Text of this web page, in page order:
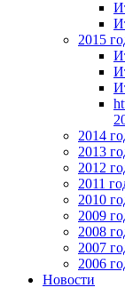
2015
2014
2013
2012
2011
2010
2009
2008
2007
2006
Новости